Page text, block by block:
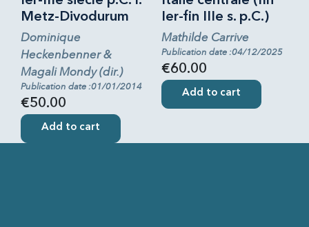
Metz-Divodurum
Dominique
Heckenbenner &
Magali Mondy (dir.)
Publication date :01/01/2014
€50.00
Add to cart
Ier-fin IIIe s. p.C.)
Mathilde Carrive
Publication date :04/12/2025
€60.00
Add to cart